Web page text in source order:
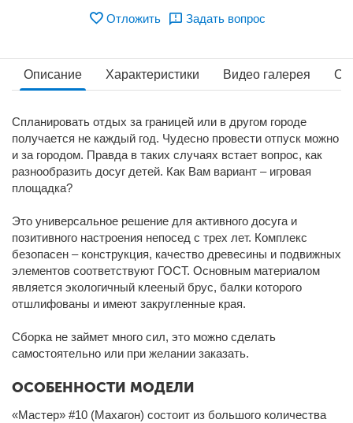
Отложить Задать вопрос
Описание Характеристики Видео галерея
Спланировать отдых за границей или в другом городе
получается не каждый год. Чудесно провести отпуск можно
и за городом. Правда в таких случаях встает вопрос, как
разнообразить досуг детей. Как Вам вариант – игровая
площадка?
Это универсальное решение для активного досуга и
позитивного настроения непосед с трех лет. Комплекс
безопасен – конструкция, качество древесины и подвижных
элементов соответствуют ГОСТ. Основным материалом
является экологичный клееный брус, балки которого
отшлифованы и имеют закругленные края.
Сборка не займет много сил, это можно сделать
самостоятельно или при желании заказать.
ОСОБЕННОСТИ МОДЕЛИ
«Мастер» #10 (Махагон) состоит из большого количества